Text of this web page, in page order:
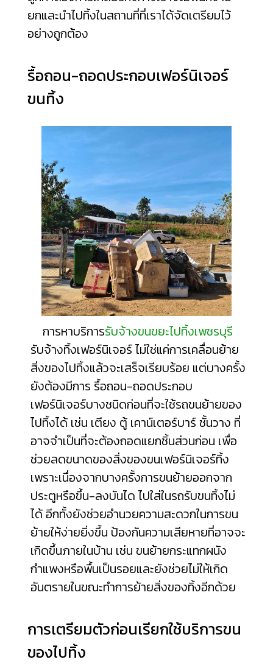
ยกและนำไปทิ้งในสถานที่ที่เราได้จัดเตรียมไว้
อย่างถูกต้อง
รื้อถอน-ถอดประกอบเฟอร์นิเจอร์
ขนทิ้ง
การหาบริการรับจ้างขนขยะไปทิ้งเพชรบุรี
รับจ้างทิ้งเฟอร์นิเจอร์ ไม่ใช่แค่การเคลื่อนย้าย
สิ่งของไปทิ้งแล้วจะเสร็จเรียบร้อย แต่บางครั้ง
ยังต้องมีการ รื้อถอน-ถอดประกอบ
เฟอร์นิเจอร์บางชนิดก่อนที่จะใช้รถขนย้ายของ
ไปทิ้งได้ เช่น เตียง ตู้ เคาน์เตอร์บาร์ ชั้นวาง ที่
อาจจำเป็นที่จะต้องถอดแยกชิ้นส่วนก่อน เพื่อ
ช่วยลดขนาดของสิ่งของขนเฟอร์นิเจอร์ทิ้ง
เพราะเนื่องจากบางครั้งการขนย้ายออกจาก
ประตูหรือขึ้น-ลงบันได ไปใส่ในรถรับขนทิ้งไม่
ได้ อีกทั้งยังช่วยอำนวยความสะดวกในการขน
ย้ายให้ง่ายยิ่งขึ้น ป้องกันความเสียหายที่อาจจะ
เกิดขึ้นภายในบ้าน เช่น ขนย้ายกระแทกผนัง
กำแพงหรือพื้นเป็นรอยและยังช่วยไม่ให้เกิด
อันตรายในขณะทำการย้ายสิ่งของทิ้งอีกด้วย
การเตรียมตัวก่อนเรียกใช้บริการขน
ของไปทิ้ง